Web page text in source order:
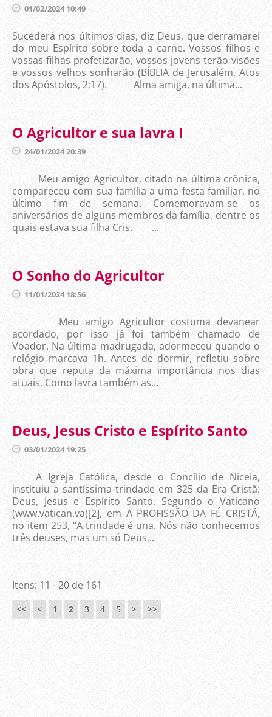
01/02/2024 10:49
Sucederá nos últimos dias, diz Deus, que derramarei
do meu Espírito sobre toda a carne. Vossos filhos e
vossas filhas profetizarão, vossos jovens terão visões
e vossos velhos sonharão (BÍBLIA de Jerusalém. Atos
dos Apóstolos, 2:17). Alma amiga, na última...
O Agricultor e sua lavra I
24/01/2024 20:39
Meu amigo Agricultor, citado na última crônica,
compareceu com sua família a uma festa familiar, no
último fim de semana. Comemoravam-se os
aniversários de alguns membros da família, dentre os
quais estava sua filha Cris. ...
O Sonho do Agricultor
11/01/2024 18:56
Meu amigo Agricultor costuma devanear
acordado, por isso já foi também chamado de
Voador. Na última madrugada, adormeceu quando o
relógio marcava 1h. Antes de dormir, refletiu sobre
obra que reputa da máxima importância nos dias
atuais. Como lavra também as...
Deus, Jesus Cristo e Espírito Santo
03/01/2024 19:25
A Igreja Católica, desde o Concílio de Niceia,
instituiu a santíssima trindade em 325 da Era Cristã:
Deus, Jesus e Espírito Santo. Segundo o Vaticano
(www.vatican.va)[2], em A PROFISSÃO DA FÉ CRISTÃ,
no item 253, “A trindade é una. Nós não conhecemos
três deuses, mas um só Deus...
Itens: 11 - 20 de 161
<< < 1 2 3 4 5 > >>